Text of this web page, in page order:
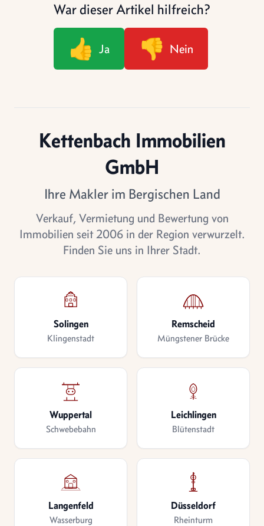
War dieser Artikel hilfreich?
👍 Ja 👎 Nein
Kettenbach Immobilien
GmbH
Ihre Makler im Bergischen Land
Verkauf, Vermietung und Bewertung von
Immobilien seit 2006 in der Region verwurzelt.
Finden Sie uns in Ihrer Stadt.
Solingen
Klingenstadt
Remscheid
Müngstener Brücke
Wuppertal
Schwebebahn
Leichlingen
Blütenstadt
Langenfeld
Wasserburg
Düsseldorf
Rheinturm